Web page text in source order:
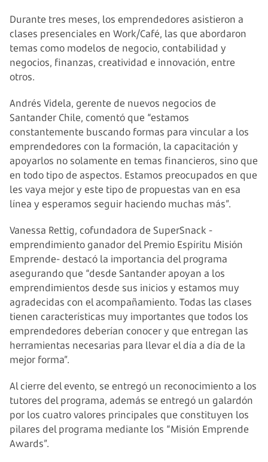
Durante tres meses, los emprendedores asistieron a
clases presenciales en Work/Café, las que abordaron
temas como modelos de negocio, contabilidad y
negocios, finanzas, creatividad e innovación, entre
otros.
Andrés Videla, gerente de nuevos negocios de
Santander Chile, comentó que “estamos
constantemente buscando formas para vincular a los
emprendedores con la formación, la capacitación y
apoyarlos no solamente en temas financieros, sino que
en todo tipo de aspectos. Estamos preocupados en que
les vaya mejor y este tipo de propuestas van en esa
línea y esperamos seguir haciendo muchas más”.
Vanessa Rettig, cofundadora de SuperSnack -
emprendimiento ganador del Premio Espíritu Misión
Emprende- destacó la importancia del programa
asegurando que “desde Santander apoyan a los
emprendimientos desde sus inicios y estamos muy
agradecidas con el acompañamiento. Todas las clases
tienen características muy importantes que todos los
emprendedores deberían conocer y que entregan las
herramientas necesarias para llevar el día a día de la
mejor forma”.
Al cierre del evento, se entregó un reconocimiento a los
tutores del programa, además se entregó un galardón
por los cuatro valores principales que constituyen los
pilares del programa mediante los “Misión Emprende
Awards”.